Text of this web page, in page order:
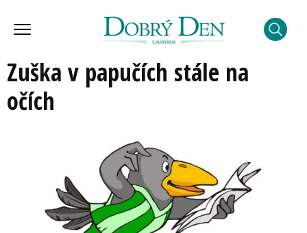
Zuška v papučích stále na
očích